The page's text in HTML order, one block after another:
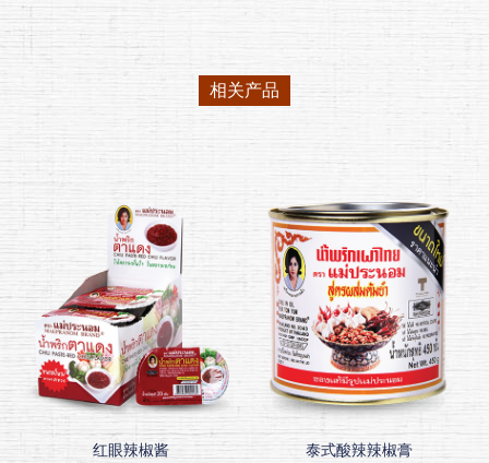
相关产品
红眼辣椒酱 泰式酸辣辣椒膏